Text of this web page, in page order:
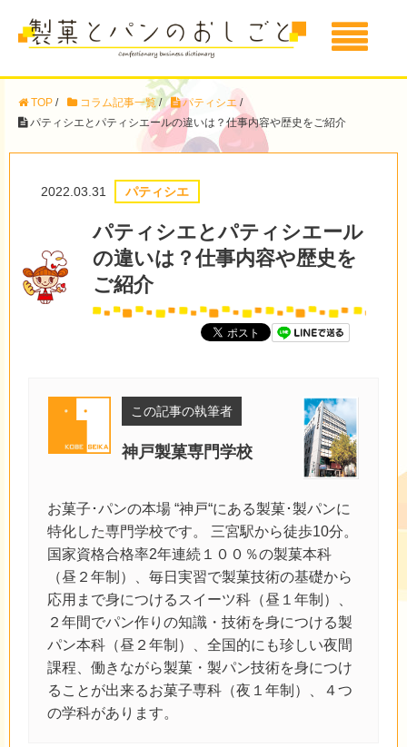
TOP / コラム記事一覧 / パティシエ /
パティシエとパティシエールの違いは？仕事内容や歴史をご紹介
2022.03.31 パティシエ
パティシエとパティシエール
の違いは？仕事内容や歴史を
ご紹介
この記事の執筆者
神戸製菓専門学校
お菓子･パンの本場 “神戸“にある製菓･製パンに
特化した専門学校です。 三宮駅から徒歩10分。
国家資格合格率2年連続１００％の製菓本科
（昼２年制）、毎日実習で製菓技術の基礎から
応用まで身につけるスイーツ科（昼１年制）、
２年間でパン作りの知識・技術を身につける製
パン本科（昼２年制）、全国的にも珍しい夜間
課程、働きながら製菓・製パン技術を身につけ
ることが出来るお菓子専科（夜１年制）、４つ
の学科があります。